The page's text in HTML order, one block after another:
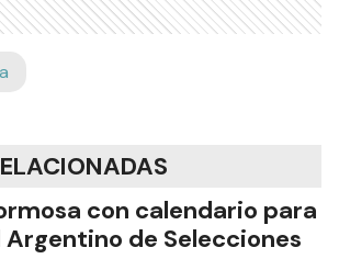
con calendario para
Argentino de Selecciones